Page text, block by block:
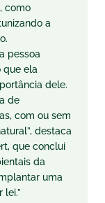
como
a
pessoa
que ela
dele.
de
com ou sem
destaca
que conclui
da
uma